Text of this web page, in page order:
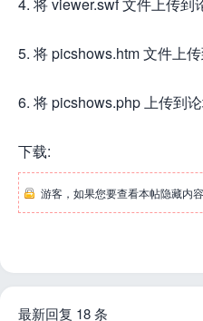
5. 将 picshows.htm 文件上
6. 将 picshows.php 上传到
下载:
游客，如果您要查看本帖隐藏内
最新回复 18 条